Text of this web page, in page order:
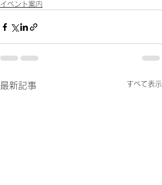
イベント案内
最新記事 すべて表示